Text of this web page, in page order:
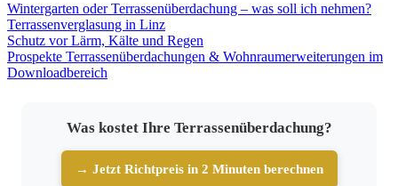
Wintergarten oder Terrassenüberdachung – was soll ich nehmen?
Terrassenverglasung in Linz
Schutz vor Lärm, Kälte und Regen
Prospekte Terrassenüberdachungen & Wohnraumerweiterungen im
Downloadbereich
Was kostet Ihre Terrassenüberdachung?
→ Jetzt Richtpreis in 2 Minuten berechnen